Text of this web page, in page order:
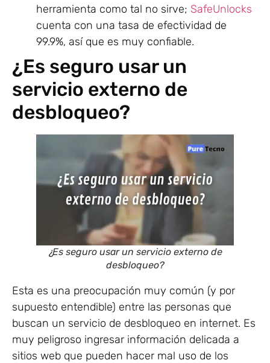
herramienta como tal no sirve; SafeUnlocks
cuenta con una tasa de efectividad de
99.9%, así que es muy confiable.
¿Es seguro usar un
servicio externo de
desbloqueo?
¿Es seguro usar un servicio externo de
desbloqueo?
Esta es una preocupación muy común (y por
supuesto entendible) entre las personas que
buscan un servicio de desbloqueo en internet. Es
muy peligroso ingresar información delicada a
sitios web que pueden hacer mal uso de los